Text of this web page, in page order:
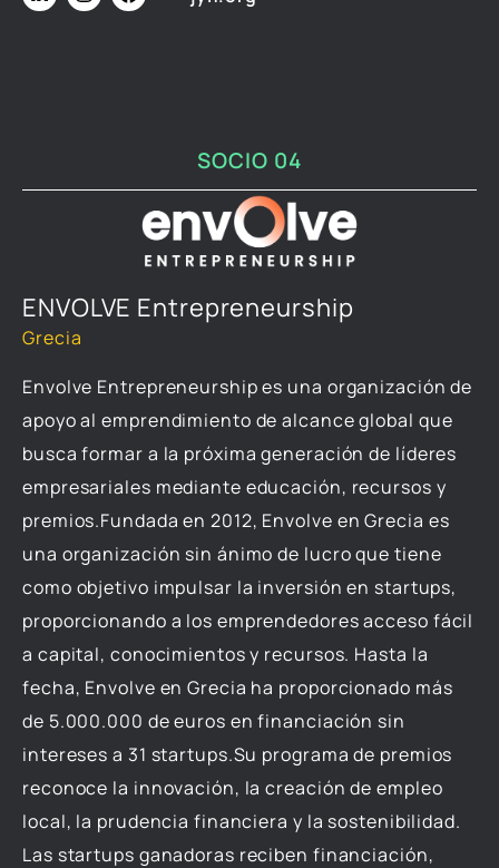
SOCIO 04
ENVOLVE Entrepreneurship
Grecia
Envolve Entrepreneurship es una organización de
apoyo al emprendimiento de alcance global que
busca formar a la próxima generación de líderes
empresariales mediante educación, recursos y
premios.Fundada en 2012, Envolve en Grecia es
una organización sin ánimo de lucro que tiene
como objetivo impulsar la inversión en startups,
proporcionando a los emprendedores acceso fácil
a capital, conocimientos y recursos. Hasta la
fecha, Envolve en Grecia ha proporcionado más
de 5.000.000 de euros en financiación sin
intereses a 31 startups.Su programa de premios
reconoce la innovación, la creación de empleo
local, la prudencia financiera y la sostenibilidad.
Las startups ganadoras reciben financiación,